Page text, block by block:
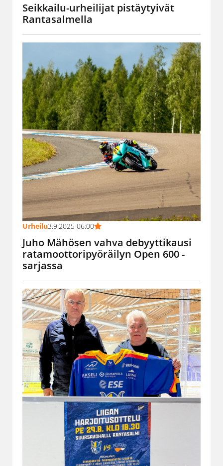
Seikkailu-urheilijat pistäytyivät
Rantasalmella
Urheilu3.9.2025 06:00
Juho Mähösen vahva debyyttikausi
ratamoottoripyöräilyn Open 600 -
sarjassa